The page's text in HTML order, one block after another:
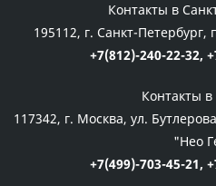
Контакты в
195112, г. Санкт-
+7(812)-240-22-32,
Контакты
117342, г. Москва, ул.
"Нео
+7(499)-703-45-21,